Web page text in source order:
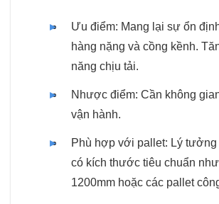
Ưu điểm: Mang lại sự ổn
hàng nặng và cồng kềnh.
năng chịu tải.
Nhược điểm: Cần không
vận hành.
Phù hợp với pallet: Lý tưởng
có kích thước tiêu chuẩn
1200mm hoặc các pallet